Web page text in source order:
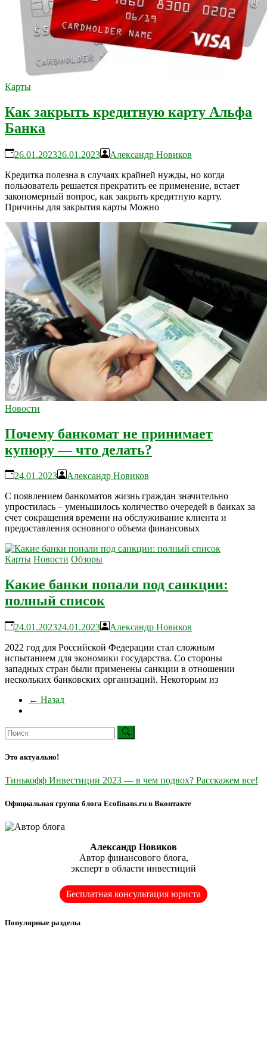
Карты
Как закрыть кредитную карту Альфа
Банка
26.01.202326.01.2023
Александр Новиков
Кредитка полезна в случаях крайней нужды, но когда
пользователь решается прекратить ее применение, встает
закономерный вопрос, как закрыть кредитную карту.
Причины для закрытия карты Можно
Новости
Почему банкомат не принимает
купюру — что делать?
24.01.2023
Александр Новиков
С появлением банкоматов жизнь граждан значительно
упростилась – уменьшилось количество очередей в банках за
счет сокращения времени на обслуживание клиента и
предоставления основного объема финансовых
Карты Новости Обзоры
Какие банки попали под санкции:
полный список
24.01.202324.01.2023
Александр Новиков
2022 год для Российской Федерации стал сложным
испытанием для экономики государства. Со стороны
западных стран были применены санкции в отношении
нескольких банковских организаций. Некоторым из
← Назад
Это актуально!
Тинькофф Инвестиции 2023 — в чем подвох? Расскажем все!
Официальная группа блога Ecofinans.ru в Вконтакте
Александр Новиков
Автор финансового блога,
эксперт в области инвестиций
Бесплатная консультация юриста
Популярные разделы